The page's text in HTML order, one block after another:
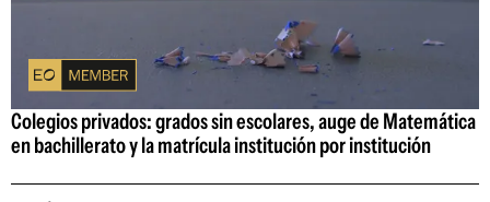
Colegios privados: grados sin escolares, auge de Matemática
en bachillerato y la matrícula institución por institución